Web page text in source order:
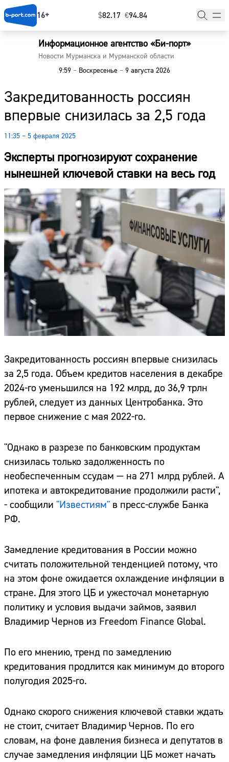
16+ $⁠82.17 €⁠94.84
Информационное агентство «Би-порт»
Новости Мурманска и Мурманской области
9:59 – Воскресенье – 9 августа 2026
Закредитованность россиян
впервые снизилась за 2,5 года
11:35 – 5 февраля 2025
Эксперты прогнозируют сохранение
нынешней ключевой ставки на весь год
Закредитованность россиян впервые снизилась
за 2,5 года. Объем кредитов населения в декабре
2024-го уменьшился на 192 млрд, до 36,9 трлн
рублей, следует из данных Центробанка. Это
первое снижение с мая 2022-го.
"Однако в разрезе по банковским продуктам
снизилась только задолженность по
необеспеченным ссудам — на 271 млрд рублей. А
ипотека и автокредитование продолжили расти",
- сообщили "Известиям" в пресс-службе Банка
РФ.
Замедление кредитования в России можно
считать положительной тенденцией потому, что
на этом фоне ожидается охлаждение инфляции в
стране. Для этого ЦБ и ужесточал монетарную
политику и условия выдачи займов, заявил
Владимир Чернов из Freedom Finance Global.
По его мнению, тренд по замедлению
кредитования продлится как минимум до второго
полугодия 2025-го.
Однако скорого снижения ключевой ставки ждать
не стоит, считает Владимир Чернов. По его
словам, на фоне давления бизнеса и депутатов в
случае замедления инфляции ЦБ может начать
Главная
Наши гости
Фоторепортажи
Погода
Курсы валют